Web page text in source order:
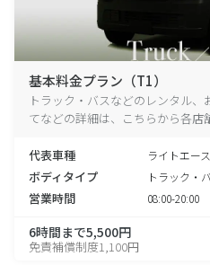
基本料金プラン（T1）
トラック・バスなどのレンタル
てなどの詳細は、こちらから各店
代表車種 ライトエー
ボディタイプ トラック・
営業時間 08:00-20:00
6時間まで5,500円
免責補償制度1,100円